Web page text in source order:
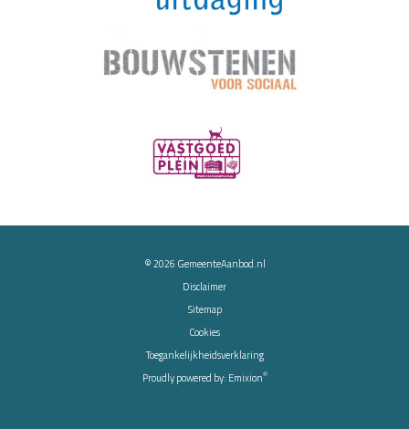
© 2026 GemeenteAanbod.nl
Disclaimer
Sitemap
Cookies
Toegankelijkheidsverklaring
Proudly powered by: Emixion®